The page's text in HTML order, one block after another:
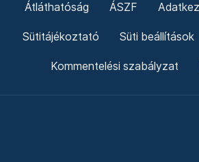
Átláthatóság ÁSZF
Sütitájékoztató Süti beállítások
Kommentelési szabályzat